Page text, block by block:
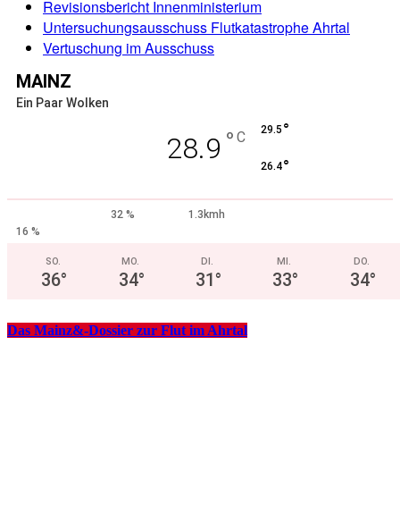
Revisionsbericht Innenministerium
Untersuchungsausschuss Flutkatastrophe Ahrtal
Vertuschung im Ausschuss
MAINZ
Ein Paar Wolken
28.9 ° C 29.5 °
26.4°
32 %
1.3kmh
16 %
SO.
36°
MO.
34°
DI.
31°
MI.
33°
DO.
34°
Das Mainz&-Dossier zur Flut im Ahrtal